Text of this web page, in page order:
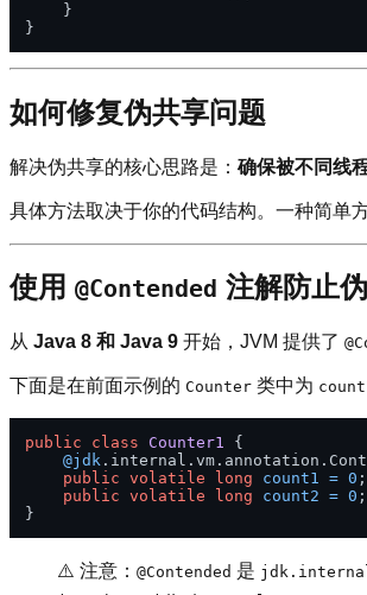
    }
如何修复伪共享问题
解决伪共享的核心思路是： 确保被不同线
具体方法取决于你的代码结构。一种简单
使用 @Contended 注解防止
从 Java 8 和 Java 9 开始，JVM 提供了
下面是在前面示例的 Counter 类中为
public class Counter1 {
@jdk
public volatile long count1 = 0 ;
public volatile long count2 = 0 ;
⚠️ 注意： @Contended 是